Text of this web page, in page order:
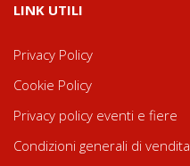
LINK UTILI
Privacy Policy
Cookie Policy
Privacy policy eventi e fiere
Condizioni generali di vendita